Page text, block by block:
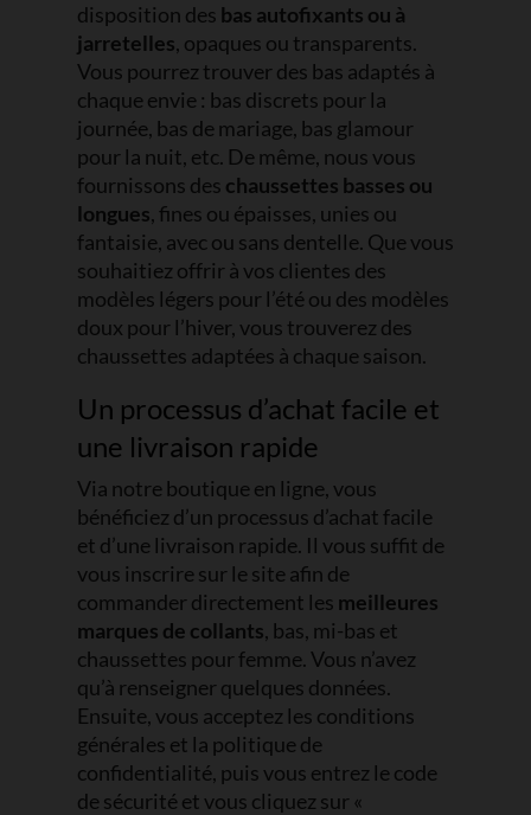
disposition des bas autofixants ou à
jarretelles, opaques ou transparents.
Vous pourrez trouver des bas adaptés à
chaque envie : bas discrets pour la
journée, bas de mariage, bas glamour
pour la nuit, etc. De même, nous vous
fournissons des chaussettes basses ou
longues, fines ou épaisses, unies ou
fantaisie, avec ou sans dentelle. Que vous
souhaitiez offrir à vos clientes des
modèles légers pour l’été ou des modèles
doux pour l’hiver, vous trouverez des
chaussettes adaptées à chaque saison.
Un processus d’achat facile et
une livraison rapide
Via notre boutique en ligne, vous
bénéficiez d’un processus d’achat facile
et d’une livraison rapide. Il vous suffit de
vous inscrire sur le site afin de
commander directement les meilleures
marques de collants, bas, mi-bas et
chaussettes pour femme. Vous n’avez
qu’à renseigner quelques données.
Ensuite, vous acceptez les conditions
générales et la politique de
confidentialité, puis vous entrez le code
de sécurité et vous cliquez sur «